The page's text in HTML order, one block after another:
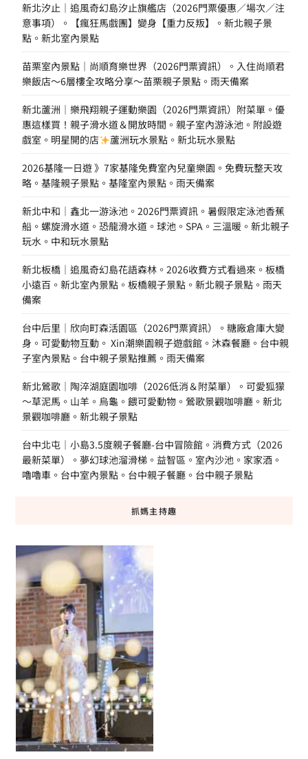
新北汐止｜追風奇幻島汐止旗艦店（2026門票優惠／場次／注
意事項）。【瘋狂馬戲團】變身【重力反叛】。新北親子景
點。新北室內景點
苗栗室內景點｜尚順育樂世界（2026門票資訊）。入住尚順君
樂飯店～6層樓全攻略分享～苗栗親子景點。雨天備案
新北蘆洲｜樂飛翔親子運動樂園（2026門票資訊）附菜單。優
惠這樣買！親子滑水道＆開放時間。親子室內游泳池。附設遊
戲室。明星開的店
蘆洲玩水景點。新北玩水景點
2026基隆一日遊 》7家基隆免費室內兒童樂園。免費玩整天攻
略。基隆親子景點。基隆室內景點。雨天備案
新北中和｜鑫北一游泳池。2026門票資訊。暑假限定泳池香蕉
船。螺旋滑水道。恐龍滑水道。球池。SPA。三溫暖。新北親子
玩水。中和玩水景點
新北板橋｜追風奇幻島花語森林。2026收費方式看過來。板橋
小遠百。新北室內景點。板橋親子景點。新北親子景點。雨天
備案
台中后里｜欣向町森活園區（2026門票資訊）。糖廠倉庫大變
身。可愛動物互動。 Xin潮樂園親子遊戲館。沐森餐廳。台中親
子室內景點。台中親子景點推薦。雨天備案
新北鶯歌｜陶淬湖庭園咖啡（2026低消＆附菜單）。可愛狐獴
～草泥馬。山羊。烏龜。餵可愛動物。鶯歌景觀咖啡廳。新北
景觀咖啡廳。新北親子景點
台中北屯｜小島3.5度親子餐廳-台中冒險館。消費方式（2026
最新菜單）。夢幻球池溜滑梯。益智區。室內沙池。家家酒。
嚕嚕車。台中室內景點。台中親子餐廳。台中親子景點
抓媽主持趣